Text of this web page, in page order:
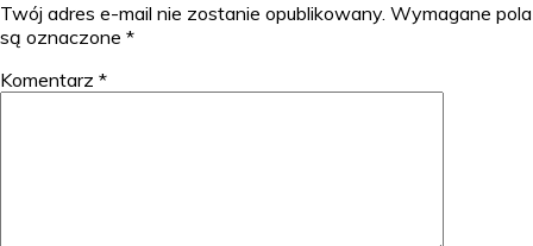
Twój adres e-mail nie zostanie opublikowany. Wymagane pola
są oznaczone *
Komentarz *